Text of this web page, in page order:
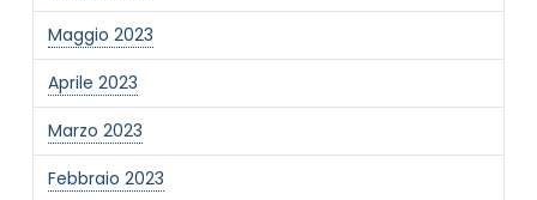
Maggio 2023
Aprile 2023
Marzo 2023
Febbraio 2023